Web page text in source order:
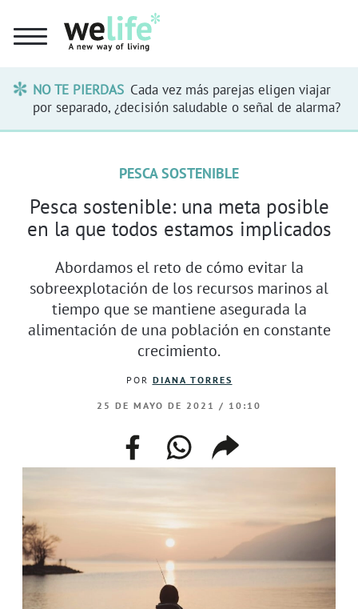
NO TE PIERDAS Cada vez más parejas eligen viajar
por separado, ¿decisión saludable o señal de alarma?
PESCA SOSTENIBLE
Pesca sostenible: una meta posible
en la que todos estamos implicados
Abordamos el reto de cómo evitar la
sobreexplotación de los recursos marinos al
tiempo que se mantiene asegurada la
alimentación de una población en constante
crecimiento.
POR DIANA TORRES
25 DE MAYO DE 2021 / 10:10
facebookwhatsappcompartir
enlace